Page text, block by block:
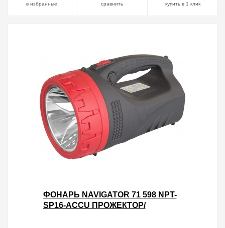
в избранные сравнить купить в 1 клик
ФОНАРЬ NAVIGATOR 71 598 NPT-
SP16-ACCU ПРОЖЕКТОР/